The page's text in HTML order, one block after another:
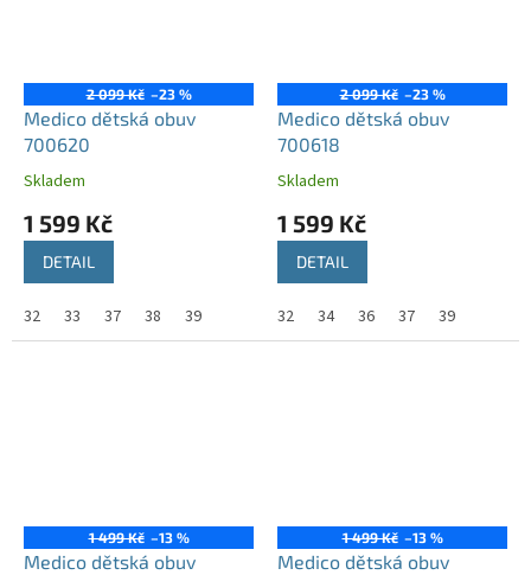
2 099 Kč –23 %
Medico dětská obuv
700620
Skladem
1 599 Kč
DETAIL
32 33 37 38 39
2 099 Kč –23 %
Medico dětská obuv
700618
Skladem
1 599 Kč
DETAIL
32 34 36 37 39
1 499 Kč –13 %
Medico dětská obuv
1 499 Kč –13 %
Medico dětská obuv